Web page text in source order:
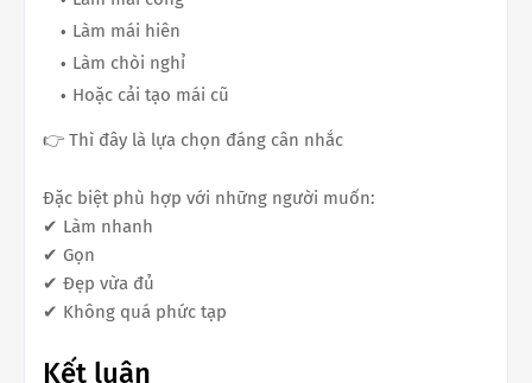
Làm mái hiên
Làm chòi nghỉ
Hoặc cải tạo mái cũ
👉 Thì đây là lựa chọn đáng cân nhắc
Đặc biệt phù hợp với những người muốn:
✔ Làm nhanh
✔ Gọn
✔ Đẹp vừa đủ
✔ Không quá phức tạp
Kết luận